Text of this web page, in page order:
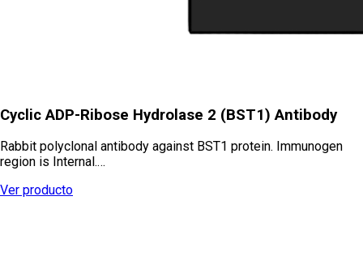
Cyclic ADP-Ribose Hydrolase 2 (BST1) Antibody
Rabbit polyclonal antibody against BST1 protein. Immunogen
region is Internal.…
Ver producto